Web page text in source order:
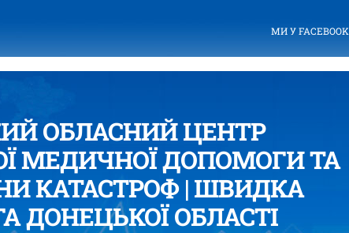
МИ У FACEBOOK
ОБЛАСНИЙ ЦЕНТР
МЕДИЧНОЇ ДОПОМОГИ ТА
КАТАСТРОФ | ШВИДКА
ДОНЕЦЬКОЇ ОБЛАСТІ